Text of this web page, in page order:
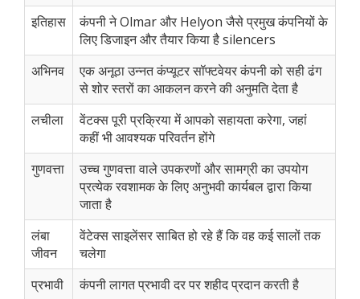
इतिहास
कंपनी ने Olmar और Helyon जैसे प्रमुख कंपनियों के
लिए डिजाइन और तैयार किया है silencers
अभिनव
एक अनूठा उन्नत कंप्यूटर सॉफ्टवेयर कंपनी को सही ढंग
से शोर स्तरों का आकलन करने की अनुमति देता है
लचीला
वेंटक्स पूरी प्रक्रिया में आपको सहायता करेगा, जहां
कहीं भी आवश्यक परिवर्तन होंगे
गुणवत्ता
उच्च गुणवत्ता वाले उपकरणों और सामग्री का उपयोग
प्रत्येक रवशामक के लिए अनुभवी कार्यबल द्वारा किया
जाता है
लंबा
जीवन
वेंटेक्स साइलेंसर साबित हो रहे हैं कि वह कई सालों तक
चलेगा
प्रभावी
कंपनी लागत प्रभावी दर पर शहीद प्रदान करती है